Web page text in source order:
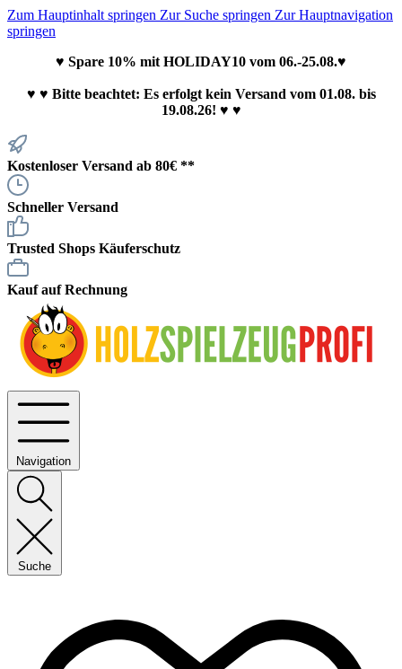
Zum Hauptinhalt springen Zur Suche springen Zur Hauptnavigation
springen
♥ Spare 10% mit HOLIDAY10 vom 06.-25.08.♥
♥ ♥ Bitte beachtet: Es erfolgt kein Versand vom 01.08. bis
19.08.26! ♥ ♥
Kostenloser Versand ab 80€ **
Schneller Versand
Trusted Shops Käuferschutz
Kauf auf Rechnung
Navigation
Suche